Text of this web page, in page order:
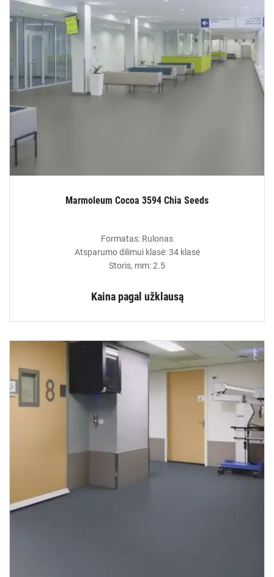
Marmoleum Cocoa 3594 Chia Seeds
Formatas: Rulonas
Atsparumo dilimui klasė: 34 klasė
Storis, mm: 2.5
Kaina pagal užklausą